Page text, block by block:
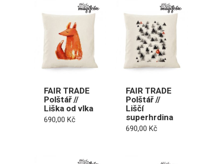
FAIR TRADE
Polštář //
Liška od vlka
690,00 Kč
FAIR TRADE
Polštář //
Liščí
superhrdina
690,00Kč